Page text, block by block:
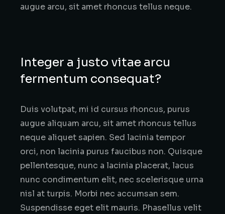
augue arcu, sit amet rhoncus tellus neque.
Integer a justo vitae arcu
fermentum consequat?
Duis volutpat, mi id cursus rhoncus, purus
augue aliquam arcu, sit amet rhoncus tellus
neque aliquet sapien. Sed lacinia tempor
orci, non lacinia purus faucibus non. Quisque
pellentesque, nunc a lacinia placerat, lacus
nunc condimentum elit, nec scelerisque urna
nisl at turpis. Morbi nec accumsan sem.
Suspendisse eget elit mauris. Phasellus velit